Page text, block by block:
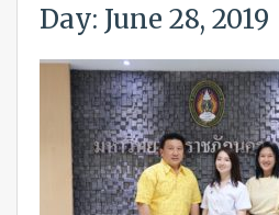
Day: June 28, 2019